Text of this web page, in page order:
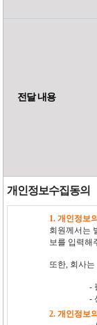
전달 내용
개인정보수집동의